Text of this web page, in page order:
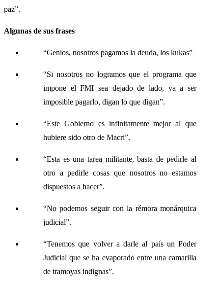
paz”.
Algunas de sus frases
“Genios, nosotros pagamos la deuda, los kukas”
“Si nosotros no logramos que el programa que
impone el FMI sea dejado de lado, va a ser
imposible pagarlo, digan lo que digan”.
“Este Gobierno es infinitamente mejor al que
hubiere sido otro de Macri”.
“Esta es una tarea militante, basta de pedirle al
otro a pedirle cosas que nosotros no estamos
dispuestos a hacer”.
“No podemos seguir con la rémora monárquica
judicial”.
“Tenemos que volver a darle al país un Poder
Judicial que se ha evaporado entre una camarilla
de tramoyas indignas”.